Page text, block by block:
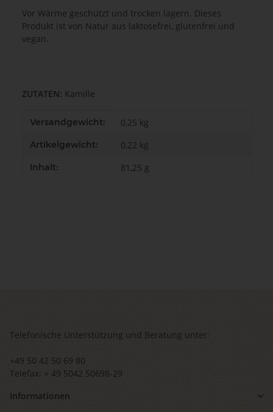
Vor Wärme geschützt und trocken lagern. Dieses
Produkt ist von Natur aus laktosefrei, glutenfrei und
vegan.
ZUTATEN: Kamille
Produkteigenschaft
Wert
Versandgewicht: 0,25 kg
Artikelgewicht: 0,22 kg
Inhalt: 81,25 g
Telefonische Unterstützung und Beratung unter:
+49 50 42 50 69 80
Telefax: + 49 5042 50698-29
Informationen